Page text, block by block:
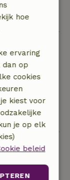
het
hoe
ervaring
dan op
cookies
kiest voor
je op elk
beleid